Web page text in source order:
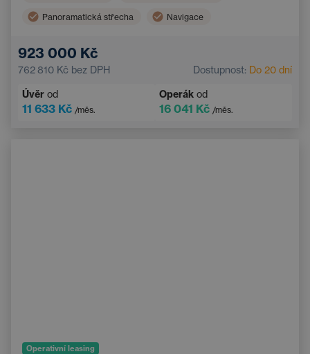
Panoramatická střecha Navigace
Bluetooth
923 000 Kč
762 810 Kč bez DPH Dostupnost: Do 20 dní
Úvěr od
11 633 Kč /měs.
Operák od
16 041 Kč /měs.
Operativní leasing